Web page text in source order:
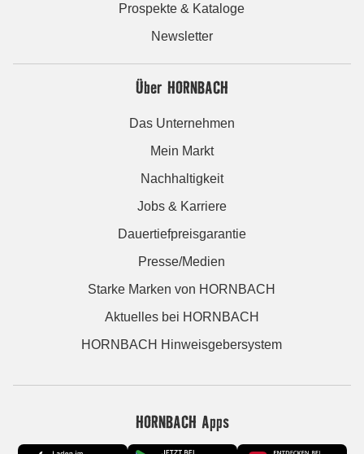
Prospekte & Kataloge
Newsletter
Über HORNBACH
Das Unternehmen
Mein Markt
Nachhaltigkeit
Jobs & Karriere
Dauertiefpreisgarantie
Presse/Medien
Starke Marken von HORNBACH
Aktuelles bei HORNBACH
HORNBACH Hinweisgebersystem
HORNBACH Apps